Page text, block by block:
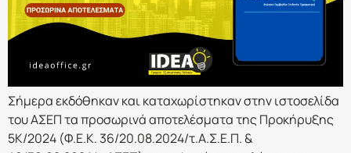
Σήμερα εκδόθηκαν και καταχωρίστηκαν στην ιστοσελίδα
του ΑΣΕΠ τα προσωρινά αποτελέσματα της Προκήρυξης
5Κ/2024 (Φ.Ε.Κ. 36/20.08.2024/τ.Α.Σ.Ε.Π. &